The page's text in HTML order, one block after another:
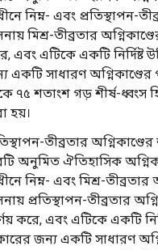
নিম্ন- এবং প্রতিস্থাপন-
মিশ্র-তীব্রতার
এবং এটিকে একটি নির্দিষ্ট
একটি সাধারণ অগ্নিকাণ্ডের
৭৫ শতাংশ গড় শীর্ষ-ধ্বংস
হয়।
তীব্রতার
অনুমিত ঐতিহাসিক
নিম্ন- এবং মিশ্র-তীব্রতার
প্রতিস্থাপন-তীব্রতার
করে, এবং এটিকে একটি
জন্য একটি সাধারণ